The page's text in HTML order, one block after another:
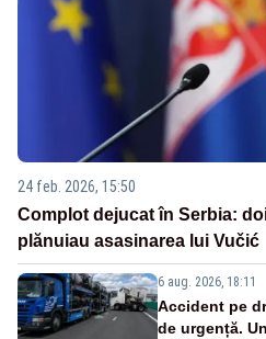
24 feb. 2026, 15:50
Complot dejucat în Serbia:
plănuiau asasinarea lui Vučić
6 aug. 2026, 18:11
Accident pe
de urgență.